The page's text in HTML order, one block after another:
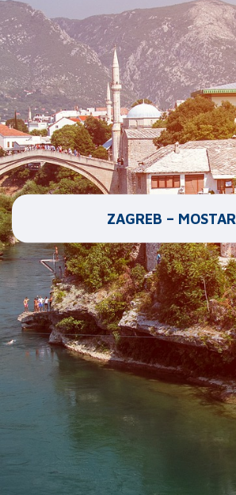
ZAGREB – MOSTAR